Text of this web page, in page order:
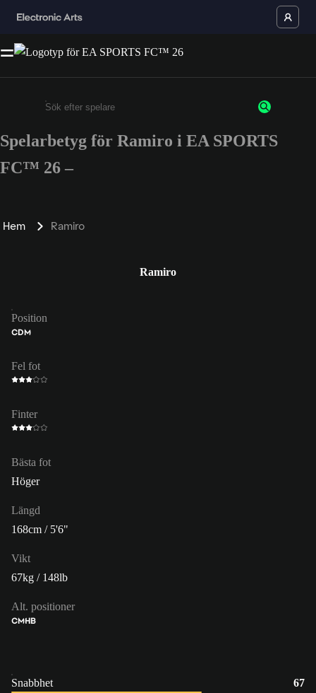
Ange minst 3 tecken eller siffror
Spelarbetyg för Ramiro i EA SPORTS
FC™ 26 –
Hem Ramiro
Ramiro
Position
CDM
Fel fot
Finter
Bästa fot
Höger
Längd
168cm / 5'6"
Vikt
67kg / 148lb
Alt. positioner
CMHB
Snabbhet
67